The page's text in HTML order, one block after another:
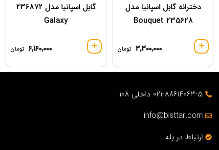
دخترانه گابل اسپانیا مدل
Bouquet 235628
3,300,000 تومان
گابل اسپانیا مدل 236872
Galaxy
6,160,000 تومان
021-88614063-5 داخلی 108
info@bisttar.com
ارتباط در بله